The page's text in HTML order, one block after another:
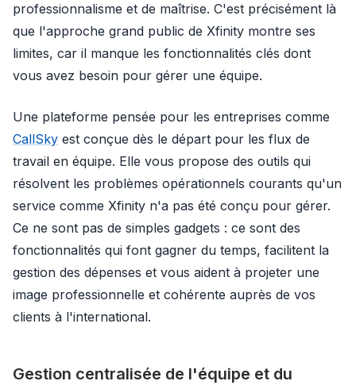
professionnalisme et de maîtrise. C'est précisément là
que l'approche grand public de Xfinity montre ses
limites, car il manque les fonctionnalités clés dont
vous avez besoin pour gérer une équipe.
Une plateforme pensée pour les entreprises comme
CallSky est conçue dès le départ pour les flux de
travail en équipe. Elle vous propose des outils qui
résolvent les problèmes opérationnels courants qu'un
service comme Xfinity n'a pas été conçu pour gérer.
Ce ne sont pas de simples gadgets : ce sont des
fonctionnalités qui font gagner du temps, facilitent la
gestion des dépenses et vous aident à projeter une
image professionnelle et cohérente auprès de vos
clients à l'international.
Gestion centralisée de l'équipe et du